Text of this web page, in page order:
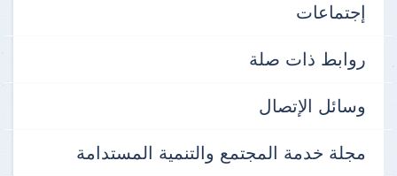
إجتماعات
روابط ذات صلة
وسائل الإتصال
مجلة خدمة المجتمع والتنمية المستدامة